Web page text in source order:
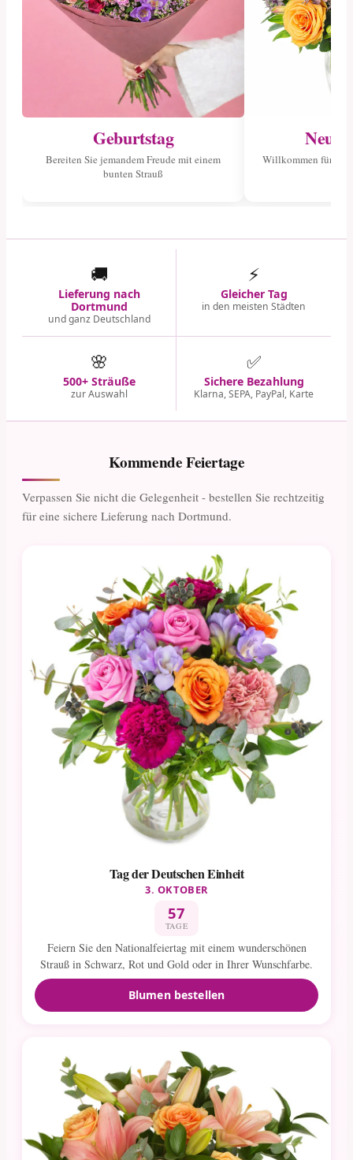
Geburtstag
Bereiten Sie jemandem Freude mit einem
bunten Strauß
Willkommen für
🚚
Lieferung nach
Dortmund
und ganz Deutschland
⚡
Gleicher Tag
in den meisten Städten
🌸
500+ Sträuße
zur Auswahl
✅
Sichere Bezahlung
Klarna, SEPA, PayPal, Karte
Kommende Feiertage
Verpassen Sie nicht die Gelegenheit - bestellen Sie rechtzeitig
für eine sichere Lieferung nach Dortmund.
Tag der Deutschen Einheit
3. OKTOBER
57
TAGE
Feiern Sie den Nationalfeiertag mit einem wunderschönen
Strauß in Schwarz, Rot und Gold oder in Ihrer Wunschfarbe.
Blumen bestellen